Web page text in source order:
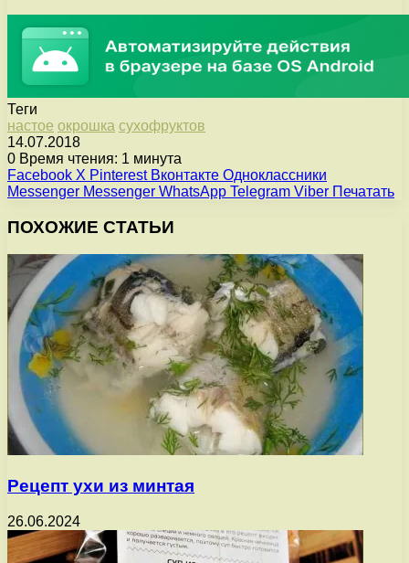
Теги
настое окрошка сухофруктов
14.07.2018
0 Время чтения: 1 минута
Facebook X Pinterest Вконтакте Одноклассники
Messenger Messenger WhatsApp Telegram Viber Печатать
ПОХОЖИЕ СТАТЬИ
Рецепт ухи из минтая
26.06.2024